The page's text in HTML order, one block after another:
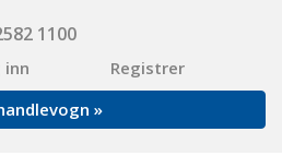
1100
inn
Registrer
»